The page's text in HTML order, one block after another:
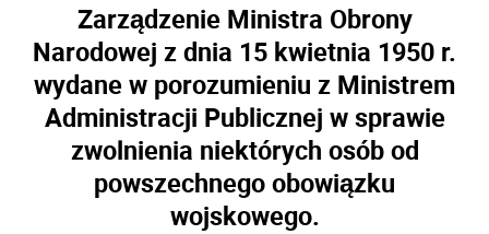
Zarządzenie Ministra Obrony
Narodowej z dnia 15 kwietnia 1950 r.
wydane w porozumieniu z Ministrem
Administracji Publicznej w sprawie
zwolnienia niektórych osób od
powszechnego obowiązku
wojskowego.